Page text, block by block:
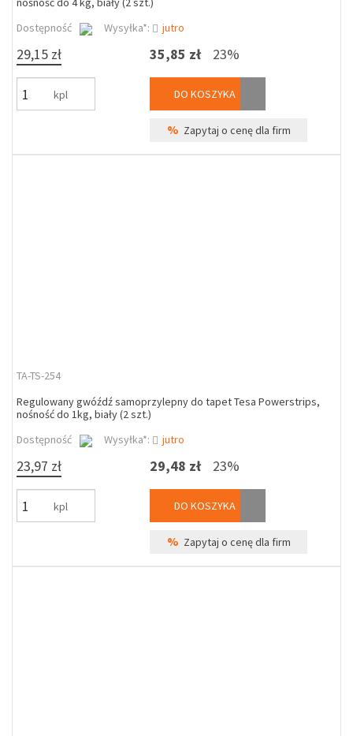
Dostępność
Wysyłka*: jutro
29,15 zł
kpl
35,85 zł 23%
DO KOSZYKA
% Zapytaj o cenę dla firm
TA-TS-254
Regulowany gwóźdź samoprzylepny do tapet Tesa Powerstrips,
nośność do 1kg, biały (2 szt.)
Dostępność
Wysyłka*: jutro
23,97 zł
kpl
29,48 zł 23%
DO KOSZYKA
% Zapytaj o cenę dla firm